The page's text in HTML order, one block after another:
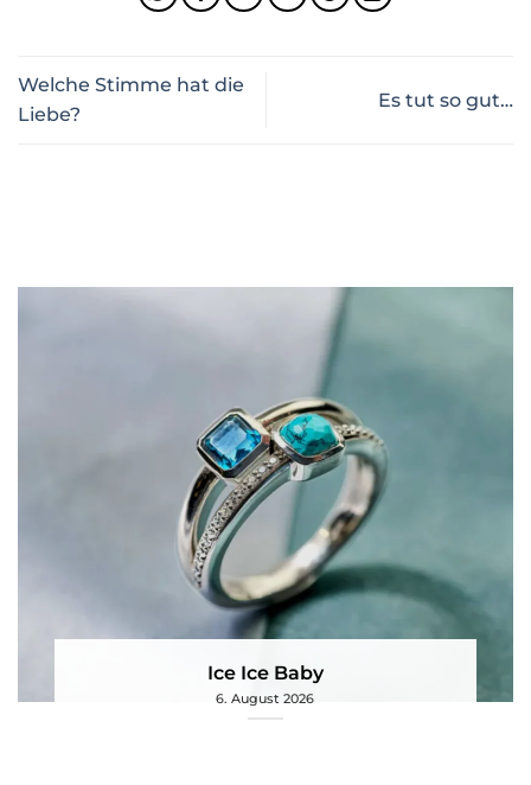
Welche Stimme hat die
Liebe?
Es tut so gut…
Ice Ice Baby
6. August 2026